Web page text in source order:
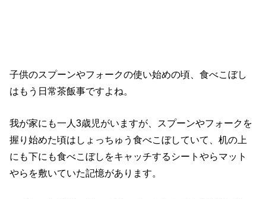
子供のスプーンやフォークの使い始めの頃、食べこぼし
はもう日常茶飯事ですよね。
我が家にも一人3歳児がいますが、スプーンやフォークを
握り始めた頃はしょっちゅう食べこぼしていて、机の上
にも下にも食べこぼしをキャッチするシートやらマット
やらを敷いていた記憶があります。